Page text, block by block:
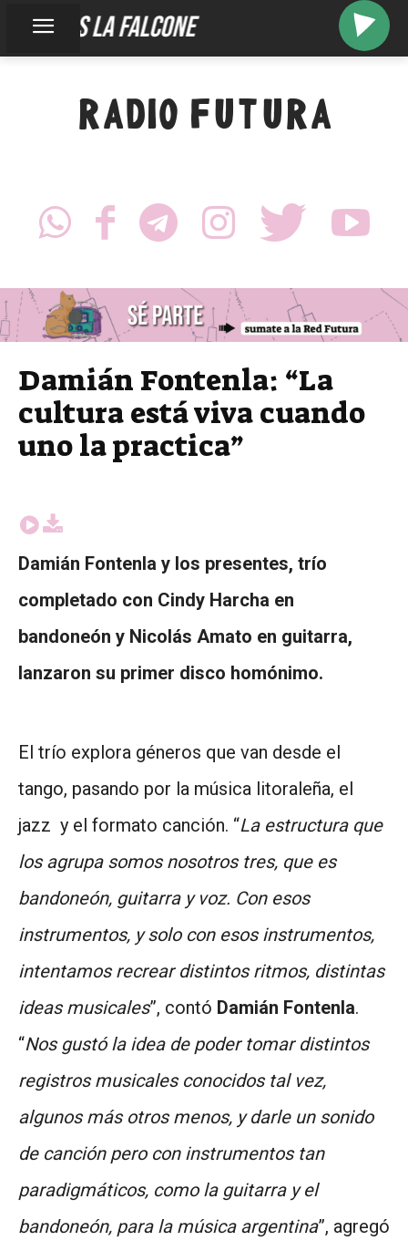
somos la falcone
RADIO FUTURA
Damián Fontenla: “La
cultura está viva cuando
uno la practica”
Damián Fontenla y los presentes, trío
completado con Cindy Harcha en
bandoneón y Nicolás Amato en guitarra,
lanzaron su primer disco homónimo.
El trío explora géneros que van desde el
tango, pasando por la música litoraleña, el
jazz y el formato canción. “La estructura que
los agrupa somos nosotros tres, que es
bandoneón, guitarra y voz. Con esos
instrumentos, y solo con esos instrumentos,
intentamos recrear distintos ritmos, distintas
ideas musicales”, contó Damián Fontenla.
“Nos gustó la idea de poder tomar distintos
registros musicales conocidos tal vez,
algunos más otros menos, y darle un sonido
de canción pero con instrumentos tan
paradigmáticos, como la guitarra y el
bandoneón, para la música argentina”, agregó